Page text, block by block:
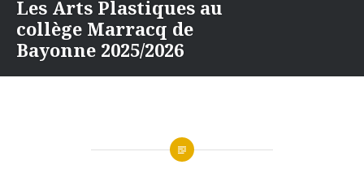
Les Arts Plastiques au
collège Marracq de
Bayonne 2025/2026